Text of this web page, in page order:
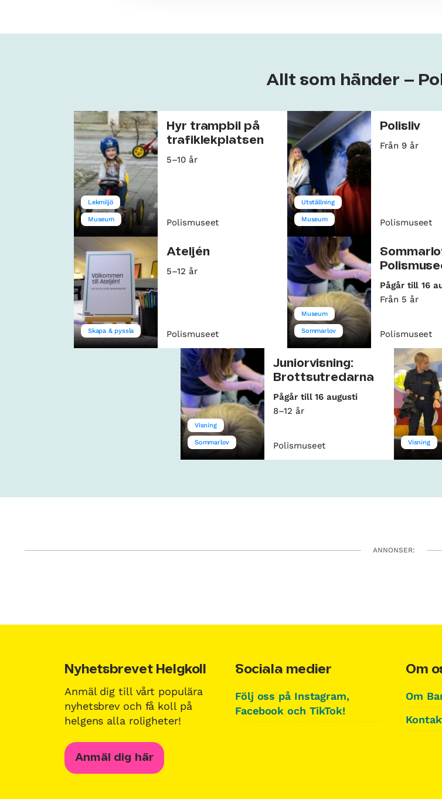
Allt som händer –
Lekmiljö
Museum
Hyr trampbil på
trafiklekplatsen
5–10 år
Polismuseet
Utställning
Museum
Polisliv
Från 9 år
Polismuseet
Skapa & pyssla
Ateljén
5–12 år
Polismuseet
Museum
Sommarlov
Pågår till 16
Från 5 år
Polismuseet
Visning
Sommarlov
Juniorvisning:
Brottsutredarna
Pågår till 16 augusti
8–12 år
Polismuseet Visning
ANNONSER:
Nyhetsbrevet Helgkoll
Anmäl dig till vårt populära
nyhetsbrev och få koll på
helgens alla roligheter!
Anmäl dig här
Sociala medier
Följ oss på Instagram,
Facebook och TikTok!
Om
Om